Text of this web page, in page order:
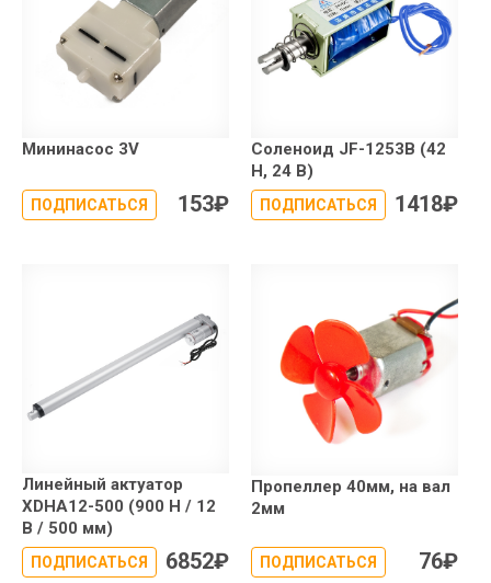
Мининасос 3V
ПОДПИСАТЬСЯ 153₽
Соленоид JF-1253B (42
Н, 24 В)
ПОДПИСАТЬСЯ 1418₽
Линейный актуатор
XDHA12-500 (900 Н / 12
В / 500 мм)
ПОДПИСАТЬСЯ 6852₽
Пропеллер 40мм, на вал
2мм
ПОДПИСАТЬСЯ 76₽